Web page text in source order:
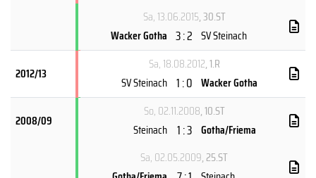
Sa, 13.06.2015, 30.ST
Wacker Gotha 3 : 2 SV Steinach
2012/13
Sa, 18.08.2012, 1.R
SV Steinach 1 : 0 Wacker Gotha
2008/09
So, 02.11.2008, 10.ST
Steinach 1 : 3 Gotha/Friema
Sa, 02.05.2009, 25.ST